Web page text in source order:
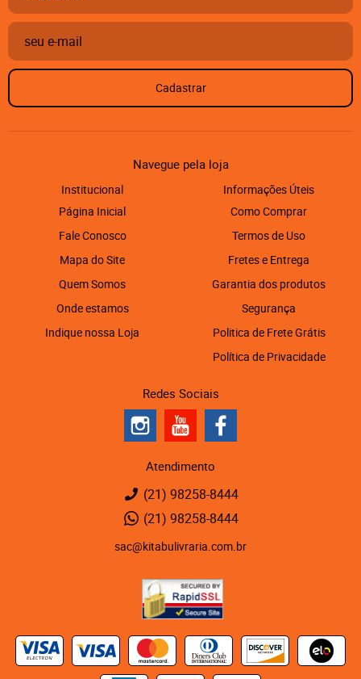
Cadastrar
Navegue pela loja
Institucional
Página Inicial
Fale Conosco
Mapa do Site
Quem Somos
Onde estamos
Indique nossa Loja
Informações Úteis
Como Comprar
Termos de Uso
Fretes e Entrega
Garantia dos produtos
Segurança
Politica de Frete Grátis
Política de Privacidade
Redes Sociais
Atendimento
(21) 98258-8444
(21) 98258-8444
sac@kitabulivraria.com.br